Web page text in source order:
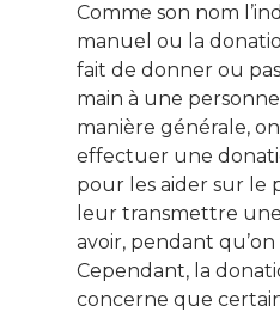
Comme son nom
manuel ou la
fait de donner ou
main à une
manière générale,
effectuer une
pour les aider sur le
leur transmettre
avoir, pendant
Cependant, la
concerne que